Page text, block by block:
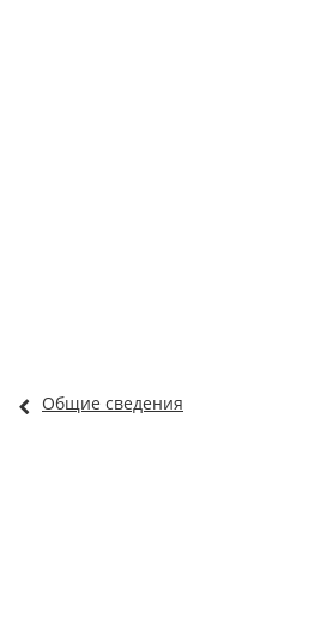
Общие сведения